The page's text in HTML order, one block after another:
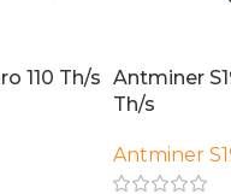
110 Th/s Antminer
Th/s
Antminer